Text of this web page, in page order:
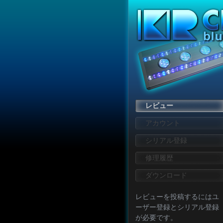
レビュー
アカウント
シリアル登録
修理履歴
ダウンロード
レビューを投稿するにはユ
ーザー登録とシリアル登録
が必要です。